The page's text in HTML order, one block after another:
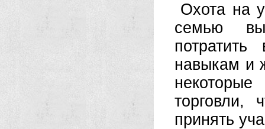
Охота на
семью
навыкам и
торговли,
принять